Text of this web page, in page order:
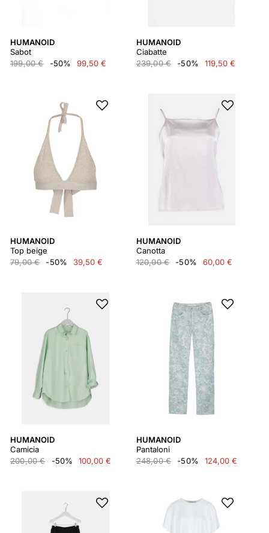
HUMANOID
Sabot
199,00 €
-50% 99,50 €
HUMANOID
Ciabatte
239,00 €
-50% 119,50 €
HUMANOID
Top beige
79,00 €
-50% 39,50 €
HUMANOID
Canotta
120,00 €
-50% 60,00 €
HUMANOID
Camicia
200,00 €
-50% 100,00 €
HUMANOID
Pantaloni
248,00 €
-50% 124,00 €